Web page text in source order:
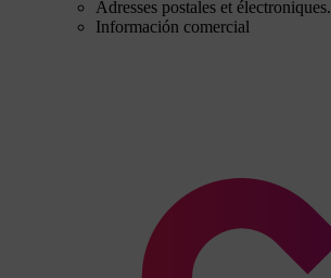
Adresses postales et électroniques.
Información comercial